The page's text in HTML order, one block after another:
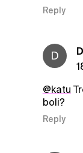
Reply
D
@katu
boli?
Reply